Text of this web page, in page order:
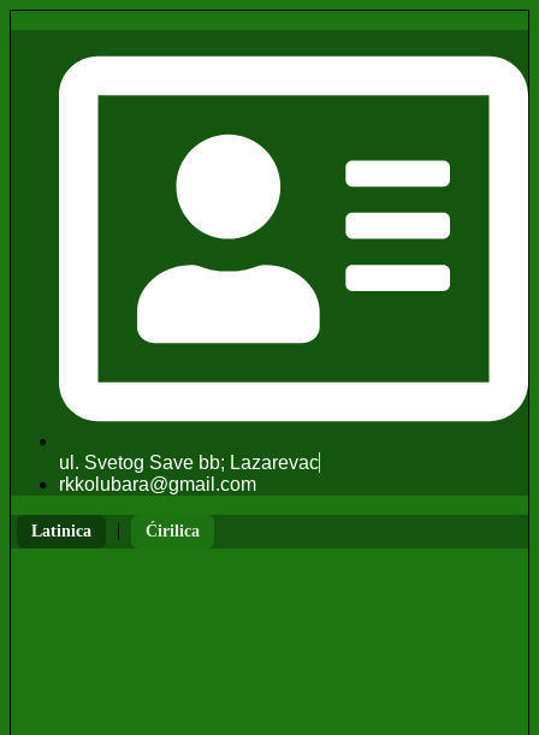
ul. Svetog Save bb; Lazarevac
rkkolubara@gmail.com
Latinica | Ćirilica